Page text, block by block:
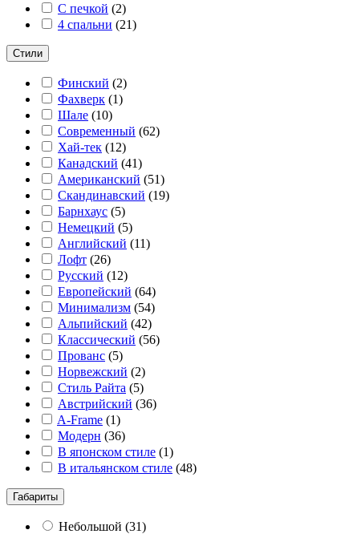
С печкой (2)
4 спальни (21)
Стили
Финский (2)
Фахверк (1)
Шале (10)
Современный (62)
Хай-тек (12)
Канадский (41)
Американский (51)
Скандинавский (19)
Барнхаус (5)
Немецкий (5)
Английский (11)
Лофт (26)
Русский (12)
Европейский (64)
Минимализм (54)
Альпийский (42)
Классический (56)
Прованс (5)
Норвежский (2)
Стиль Райта (5)
Австрийский (36)
A-Frame (1)
Модерн (36)
В японском стиле (1)
В итальянском стиле (48)
Габариты
Небольшой (31)